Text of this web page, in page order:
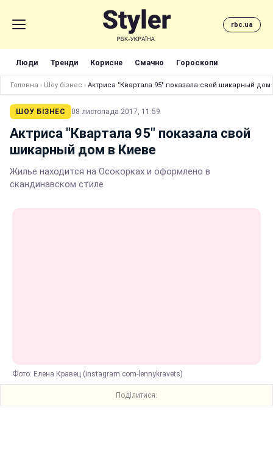
rbc.ua
Люди Тренди Корисне Смачно Гороскопи
Головна › Шоу бізнес › Актриса "Квартала 95" показала свой шикарный дом
ШОУ БІЗНЕС 08 листопада 2017, 11:59
Актриса "Квартала 95" показала свой
шикарный дом в Киеве
Жилье находится на Осокорках и оформлено в
скандинавском стиле
Фото: Елена Кравец (instagram.com-lennykravets)
Поділитися: